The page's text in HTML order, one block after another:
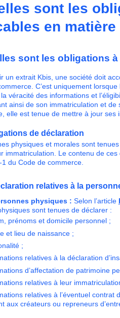
sont les
en matière
sont les obligations
un extrait Kbis, une société doit
C’est uniquement
véracité des informations et
ainsi de son immatriculation et
elle est tenue de mettre à jour ses
de déclaration
physiques et morales sont
immatriculation. Le contenu de
du Code de commerce.
relatives à la
physiques : Selon l’article
sont tenues de déclarer :
prénoms et domicile personnel ;
et lieu de naissance ;
;
relatives à la déclaration
d’affectation de patrimoine
relatives à leur
relatives à l’éventuel contrat
aux créateurs ou repreneurs